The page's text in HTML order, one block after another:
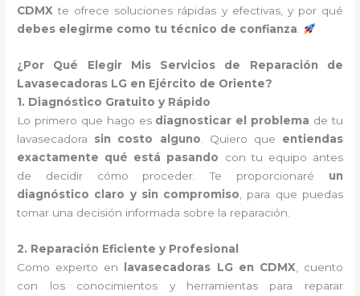
CDMX te ofrece soluciones rápidas y efectivas, y por qué
debes elegirme como tu técnico de confianza
¿Por Qué Elegir Mis Servicios de Reparación de
Lavasecadoras LG en Ejército de Oriente?
1. Diagnóstico Gratuito y Rápido
Lo primero que hago es diagnosticar el problema de tu
lavasecadora sin costo alguno . Quiero que entiendas
exactamente qué está pasando con tu equipo antes
de decidir cómo proceder. Te proporcionaré un
diagnóstico claro y sin compromiso , para que puedas
tomar una decisión informada sobre la reparación.
2. Reparación Eficiente y Profesional
Como experto en
lavasecadoras LG en CDMX , cuento
con los conocimientos y herramientas para reparar